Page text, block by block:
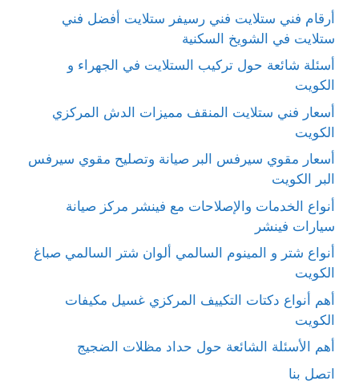
أرقام فني ستلايت فني رسيفر ستلايت أفضل فني
ستلايت في الشويخ السكنية
أسئلة شائعة حول تركيب الستلايت في الجهراء و
الكويت
أسعار فني ستلايت المنقف مميزات الدش المركزي
الكويت
أسعار مقوي سيرفس البر صيانة وتصليح مقوي سيرفس
البر الكويت
أنواع الخدمات والإصلاحات مع فينشر مركز صيانة
سيارات فينشر
أنواع شتر و المينوم السالمي ألوان شتر السالمي صباغ
الكويت
أهم أنواع دكتات التكييف المركزي غسيل مكيفات
الكويت
أهم الأسئلة الشائعة حول حداد مظلات الضجيج
اتصل بنا